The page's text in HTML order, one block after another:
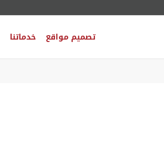
تصميم مواقع خدماتنا